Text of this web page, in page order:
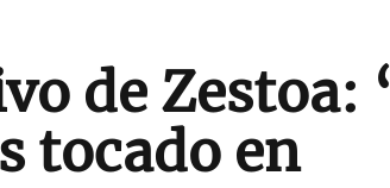
de Zestoa:
tocado en